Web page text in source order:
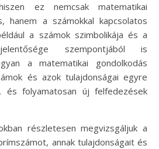
ez nemcsak matematikai
hanem a számokkal kapcsolatos
a számok szimbolikája és a
szempontjából is
a matematikai gondolkodás
és azok tulajdonságai egyre
és folyamatosan új felfedezések
részletesen megvizsgáljuk a
annak tulajdonságait és